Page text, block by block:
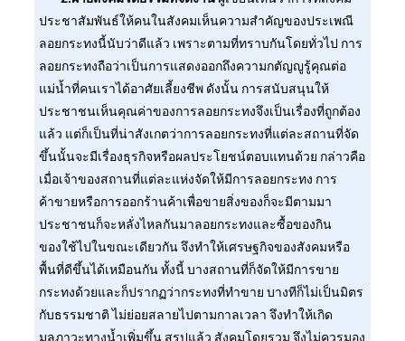
ประชาสัมพันธ์ให้คนในสังคมเห็นความสำคัญของประเพณี
ลอยกระทงนี้นับว่าดีแล้ว เพราะตามที่ทราบกันโดยทั่วไป การ
ลอยกระทงถือว่าเป็นการแสดงออกถึงความกตัญญูรู้คุณต่อ
แม่น้ำที่คนเราได้อาศัยเลี้ยงชีพ ดังนั้น การสนับสนุนให้
ประชาชนเห็นคุณค่าของการลอยกระทงจึงเป็นเรื่องที่ถูกต้อง
แล้ว แต่ก็เป็นที่น่าสังเกตว่าการลอยกระทงที่แต่ละสถานที่จัด
ขึ้นนั้นจะมีเรื่องธุรกิจหรือผลประโยชน์ตอบแทนด้วย กล่าวคือ
เมื่อเจ้าของสถานที่แต่ละแห่งจัดให้มีการลอยกระทง การ
ค้าขายหรือการออกร้านค้าเพื่อขายสิ่งของก็จะมีตามมา
ประชาชนก็จะหลั่งไหลกันมาลอยกระทงและซื้อของกิน
ของใช้ไปในขณะเดียวกัน จึงทำให้เศรษฐกิจของสังคมหรือ
พื้นที่ดีขึ้นได้เหมือนกัน ทั้งนี้ บางสถานที่ก็จัดให้มีการขาย
กระทงด้วยและก็ปรากฏว่ากระทงที่ทำขาย บางทีก็ไม่เป็นมิตร
กับธรรมชาติ ไม่ย่อยสลายไปตามกาลเวลา จึงทำให้เกิด
มลภาวะทางน้ำเพิ่มขึ้น สรุปแล้ว สังคมโดยรวม จึงไม่ควรมอง